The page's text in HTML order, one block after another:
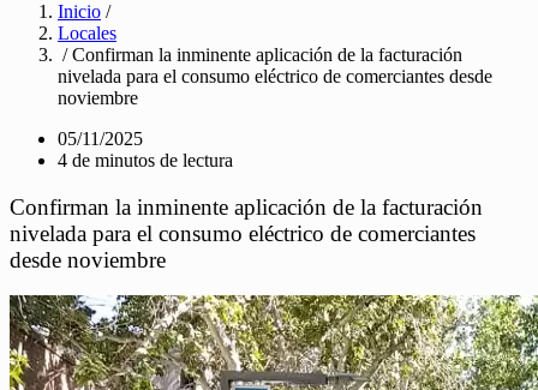
Inicio /
Locales
/ Confirman la inminente aplicación de la facturación
nivelada para el consumo eléctrico de comerciantes desde
noviembre
05/11/2025
4 de minutos de lectura
Confirman la inminente aplicación de la facturación
nivelada para el consumo eléctrico de comerciantes
desde noviembre